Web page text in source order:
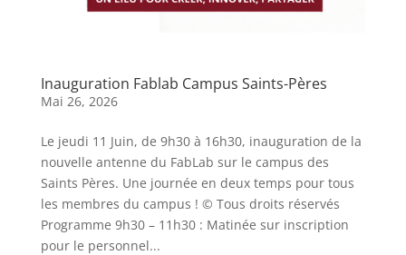
Inauguration Fablab Campus Saints-Pères
Mai 26, 2026
Le jeudi 11 Juin, de 9h30 à 16h30, inauguration de la
nouvelle antenne du FabLab sur le campus des
Saints Pères. Une journée en deux temps pour tous
les membres du campus ! © Tous droits réservés
Programme 9h30 – 11h30 : Matinée sur inscription
pour le personnel...